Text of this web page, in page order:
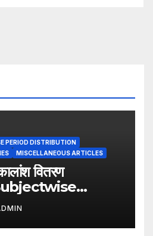
PERIOD DISTRIBUTION
MISCELLANEOUS ARTICLES
वितरण